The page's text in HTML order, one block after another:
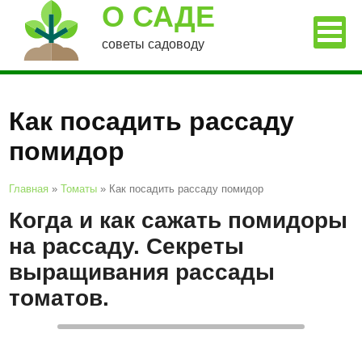
О САДЕ
советы садоводу
Как посадить рассаду
помидор
Главная »Томаты » Как посадить рассаду помидор
Когда и как сажать помидоры
на рассаду. Секреты
выращивания рассады
томатов.